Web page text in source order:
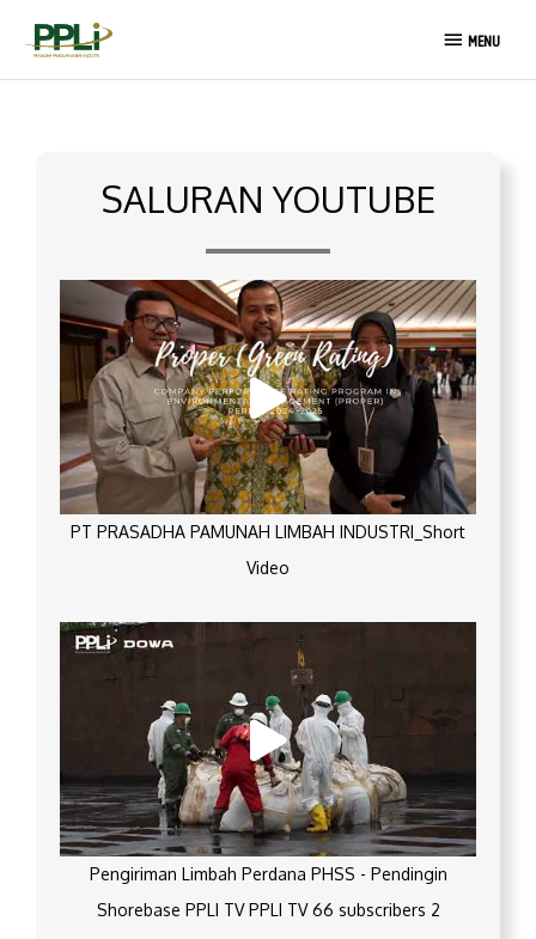
MENU
MENU
SALURAN YOUTUBE
PT PRASADHA PAMUNAH LIMBAH INDUSTRI_Short
Video
Pengiriman Limbah Perdana PHSS - Pendingin
Shorebase PPLI TV PPLI TV 66 subscribers 2